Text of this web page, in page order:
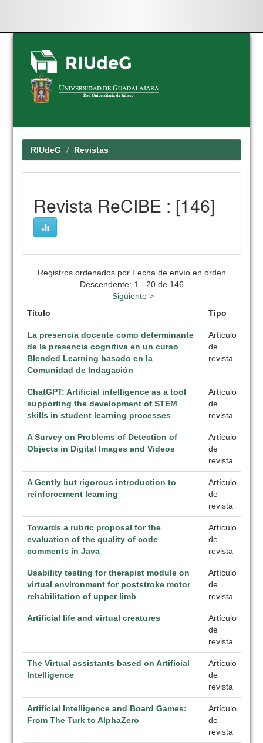
Skip
navigation
RIUdeG Revistas
Revista ReCIBE : [146]
Registros ordenados por Fecha de envío en orden
Descendente: 1 - 20 de 146
Siguiente >
Título
Tipo
La presencia docente como determinante
de la presencia cognitiva en un curso
Blended Learning basado en la
Comunidad de Indagación
Artículo
de
revista
ChatGPT: Artificial intelligence as a tool
supporting the development of STEM
skills in student learning processes
Artículo
de
revista
A Survey on Problems of Detection of
Objects in Digital Images and Videos
Artículo
de
revista
A Gently but rigorous introduction to
reinforcement learning
Artículo
de
revista
Towards a rubric proposal for the
evaluation of the quality of code
comments in Java
Artículo
de
revista
Usability testing for therapist module on
virtual environment for poststroke motor
rehabilitation of upper limb
Artículo
de
revista
Artificial life and virtual creatures
Artículo
de
revista
The Virtual assistants based on Artificial
Intelligence
Artículo
de
revista
Artificial Intelligence and Board Games:
From The Turk to AlphaZero
Artículo
de
revista